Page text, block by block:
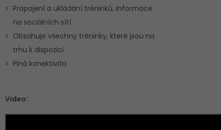
Propojení a ukládání tréninků, informace
na sociálních sítí
Obsahuje všechny tréninky, které jsou na
trhu k dispozici
Plná konektivita
Video: